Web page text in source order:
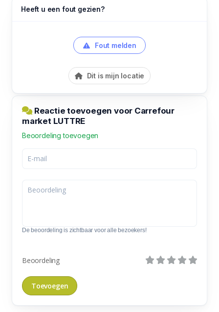
Heeft u een fout gezien?
Fout melden
Dit is mijn locatie
Reactie toevoegen voor Carrefour
market LUTTRE
Beoordeling toevoegen
De beoordeling is zichtbaar voor alle bezoekers!
Beoordeling